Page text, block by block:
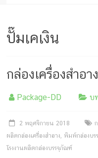
ผลิต
ซอง
ฟอยล์
รับ
กล่อง
ครีม
ปั๊มเคเงิน
กล่องเครื่องสำอ
Package-DD บ
2 พฤศจิกายน 2018
ผลิตกล่องเครื่องสำอาง, พิมพ์กล่องบร
โรงงานผลิตกล่องบรรจุภัณฑ์